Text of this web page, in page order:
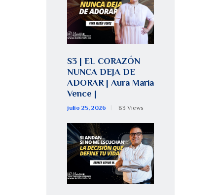
S3 | EL CORAZÓN
NUNCA DEJA DE
ADORAR | Aura María
Vence |
julio 25, 2026 83 Views